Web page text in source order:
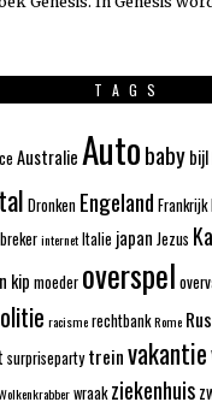
TAGS
AustralieAutobabybijl
Dronken Engeland Frankrijk
internetItalie japan Jezus
kip moeder overspel
racismerechtbankRome
surpriseparty treinvakantie
wraak ziekenhuis